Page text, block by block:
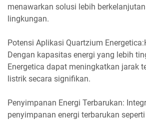
menawarkan solusi lebih
lingkungan.
Potensi Aplikasi Quartzium
Dengan kapasitas energi yang lebih
Energetica dapat meningkatkan jarak
listrik secara signifikan.
Penyimpanan Energi Terbarukan:
penyimpanan energi terbarukan